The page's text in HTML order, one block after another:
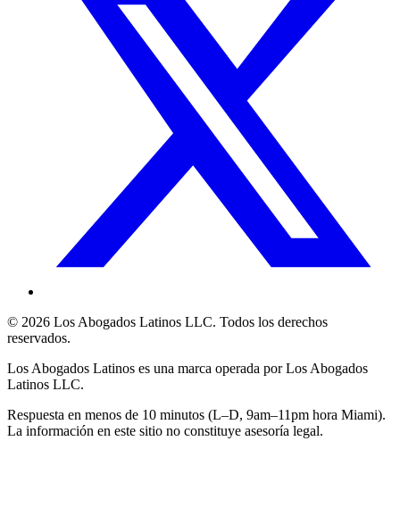
© 2026 Los Abogados Latinos LLC. Todos los derechos
reservados.
Los Abogados Latinos es una marca operada porLos Abogados
Latinos LLC.
Respuesta en menos de 10 minutos (L–D, 9am–11pm hora Miami).
La información en este sitio no constituye asesoría legal.